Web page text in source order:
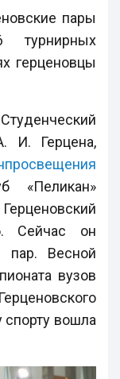
пары
герценовцы
И. Герцена,
«Пеликан»
Сейчас он
пар. Весной
вузов
спорту вошла